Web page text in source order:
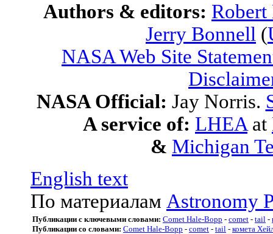
Authors & editors:
Jerry Bonnell (
NASA Web Site
NASA Official: Jay Norris.
A service of: LHEA at
& Michigan
English text
По материалам Astronomy
Публикации с ключевыми словами: Comet Hale-Bopp - comet - tail -
Публикации со словами: Comet Hale-Bopp - comet - tail - комета